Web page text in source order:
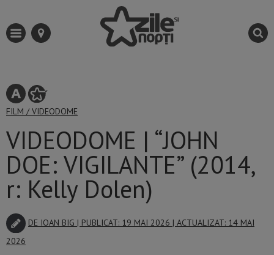
FILM / VIDEODOME
VIDEODOME | “JOHN
DOE: VIGILANTE” (2014,
r: Kelly Dolen)
DE IOAN BIG | PUBLICAT: 19 MAI 2026 | ACTUALIZAT: 14 MAI
2026